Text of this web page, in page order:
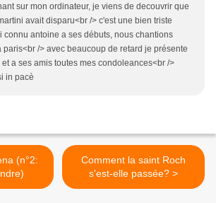
sur mon ordinateur, je viens de decouvrir que
avait disparu<br /> c'est une bien triste
connu antoine a ses débuts, nous chantions
paris<br /> avec beaucoup de retard je présente
a ses amis toutes mes condoleances<br />
in pacè
Comment la saint Roch
s'est-elle passée? >